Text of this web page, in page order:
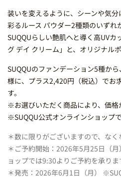
装いを変えるように、シーンや気
彩るルース パウダー2種類のいずれ
SUQQUらしい艶肌へと導く高UV
グ デイ クリーム」と、オリジナル
SUQQUのファンデーション5種か
様に、プラス2,420円（税込）でお
す。
※お選びいただく商品により、価格
※SUQQU公式オンラインショップ
＊数に限りがございますので、なく
＊ご予約開始：2026年5月25日（
ョップでは9:30よりご予約を承りま
＊発売：2026年6月1日（月）